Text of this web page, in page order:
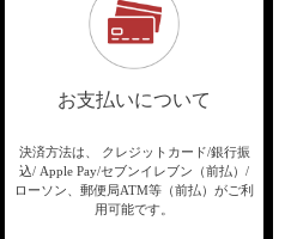
お支払いについて
決済方法は、 クレジットカード/銀行振
込/ Apple Pay/セブンイレブン（前払）/
ローソン、郵便局ATM等（前払）がご利
用可能です。